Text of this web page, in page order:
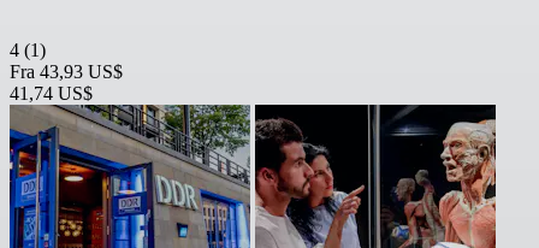
4 (1)
Fra 43,93 US$
41,74 US$